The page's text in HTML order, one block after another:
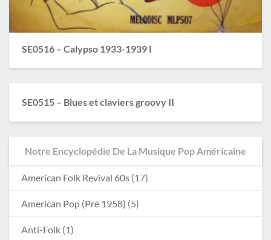
SE0516 – Calypso 1933-1939 I
SE0515 – Blues et claviers groovy II
Notre Encyclopédie De La Musique Pop Américaine
American Folk Revival 60s (17)
American Pop (Pré 1958) (5)
Anti-Folk (1)